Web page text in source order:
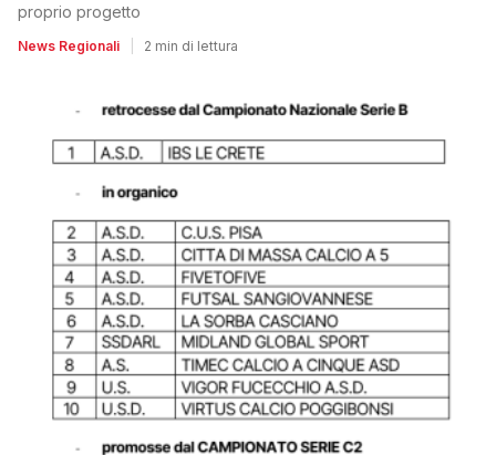
proprio progetto
News Regionali 2 min di lettura